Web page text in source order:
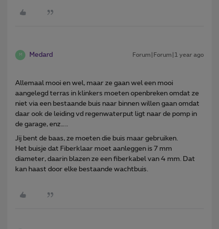
M Medard Forum|Forum|1 year ago
Allemaal mooi en wel, maar ze gaan wel een mooi
aangelegd terras in klinkers moeten openbreken omdat ze
niet via een bestaande buis naar binnen willen gaan omdat
daar ook de leiding vd regenwaterput ligt naar de pomp in
de garage, enz…..
Jij bent de baas, ze moeten die buis maar gebruiken.
Het buisje dat Fiberklaar moet aanleggen is 7 mm
diameter, daarin blazen ze een fiberkabel van 4 mm. Dat
kan haast door elke bestaande wachtbuis.